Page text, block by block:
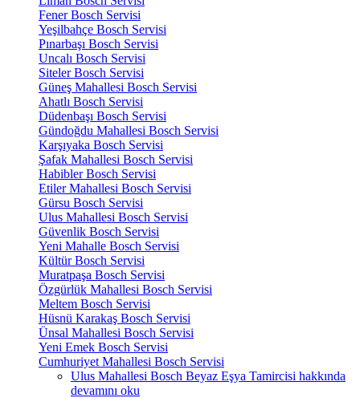
Fener Bosch Servisi
Yeşilbahçe Bosch Servisi
Pınarbaşı Bosch Servisi
Uncalı Bosch Servisi
Siteler Bosch Servisi
Güneş Mahallesi Bosch Servisi
Ahatlı Bosch Servisi
Düdenbaşı Bosch Servisi
Gündoğdu Mahallesi Bosch Servisi
Karşıyaka Bosch Servisi
Şafak Mahallesi Bosch Servisi
Habibler Bosch Servisi
Etiler Mahallesi Bosch Servisi
Gürsu Bosch Servisi
Ulus Mahallesi Bosch Servisi
Güvenlik Bosch Servisi
Yeni Mahalle Bosch Servisi
Kültür Bosch Servisi
Muratpaşa Bosch Servisi
Özgürlük Mahallesi Bosch Servisi
Meltem Bosch Servisi
Hüsnü Karakaş Bosch Servisi
Ünsal Mahallesi Bosch Servisi
Yeni Emek Bosch Servisi
Cumhuriyet Mahallesi Bosch Servisi
Ulus Mahallesi Bosch Beyaz Eşya Tamircisi hakkında
devamını oku